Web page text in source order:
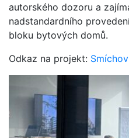
autorského dozoru a
nadstandardního
bloku bytových domů.
Odkaz na projekt: